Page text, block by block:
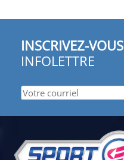
INSCRIVEZ-VOUS
INFOLETTRE